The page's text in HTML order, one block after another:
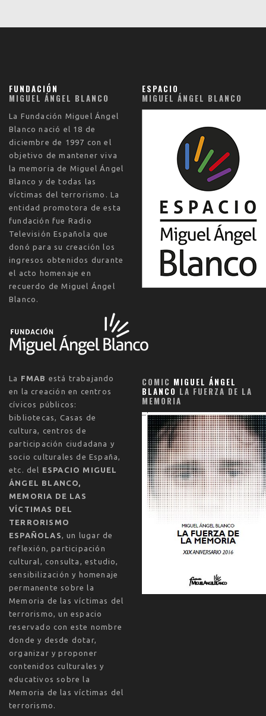
FUNDACIÓN
MIGUEL ÁNGEL BLANCO
La Fundación Miguel Ángel
Blanco nació el 18 de
diciembre de 1997 con el
objetivo de mantener viva
la memoria de Miguel Ángel
Blanco y de todas las
víctimas del terrorismo. La
entidad promotora de esta
fundación fue Radio
Televisión Española que
donó para su creación los
ingresos obtenidos durante
el acto homenaje en
recuerdo de Miguel Ángel
Blanco.
ESPACIO
MIGUEL ÁNGEL BLANCO
La FMAB está trabajando
en la creación en centros
cívicos públicos:
bibliotecas, Casas de
cultura, centros de
participación ciudadana y
socio culturales de España,
etc. del ESPACIO MIGUEL
ÁNGEL BLANCO,
MEMORIA DE LAS
VÍCTIMAS DEL
TERRORISMO
ESPAÑOLAS
, un lugar de
reflexión, participación
cultural, consulta, estudio,
sensibilización y homenaje
permanente sobre la
Memoria de las víctimas del
terrorismo, un espacio
reservado con este nombre
donde y desde dotar,
organizar y proponer
contenidos culturales y
educativos sobre la
Memoria de las víctimas del
terrorismo.
COMIC MIGUEL ÁNGEL
BLANCO LA FUERZA DE LA
MEMORIA